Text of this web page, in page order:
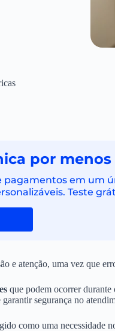
por menos
pagamentos em um
Teste
e atenção, uma vez que
que podem ocorrer durante
segurança no
como uma necessidade